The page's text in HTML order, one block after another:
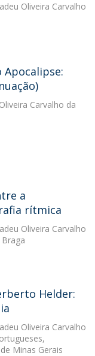
Oliveira Carvalho
Apocalipse:
Carvalho da
a
rítmica
Oliveira Carvalho
Helder:
Oliveira Carvalho
Minas Gerais